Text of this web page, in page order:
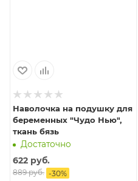
Наволочка на подушку для
беременных "Чудо Нью",
ткань бязь
Достаточно
622 руб.
889руб. -30%